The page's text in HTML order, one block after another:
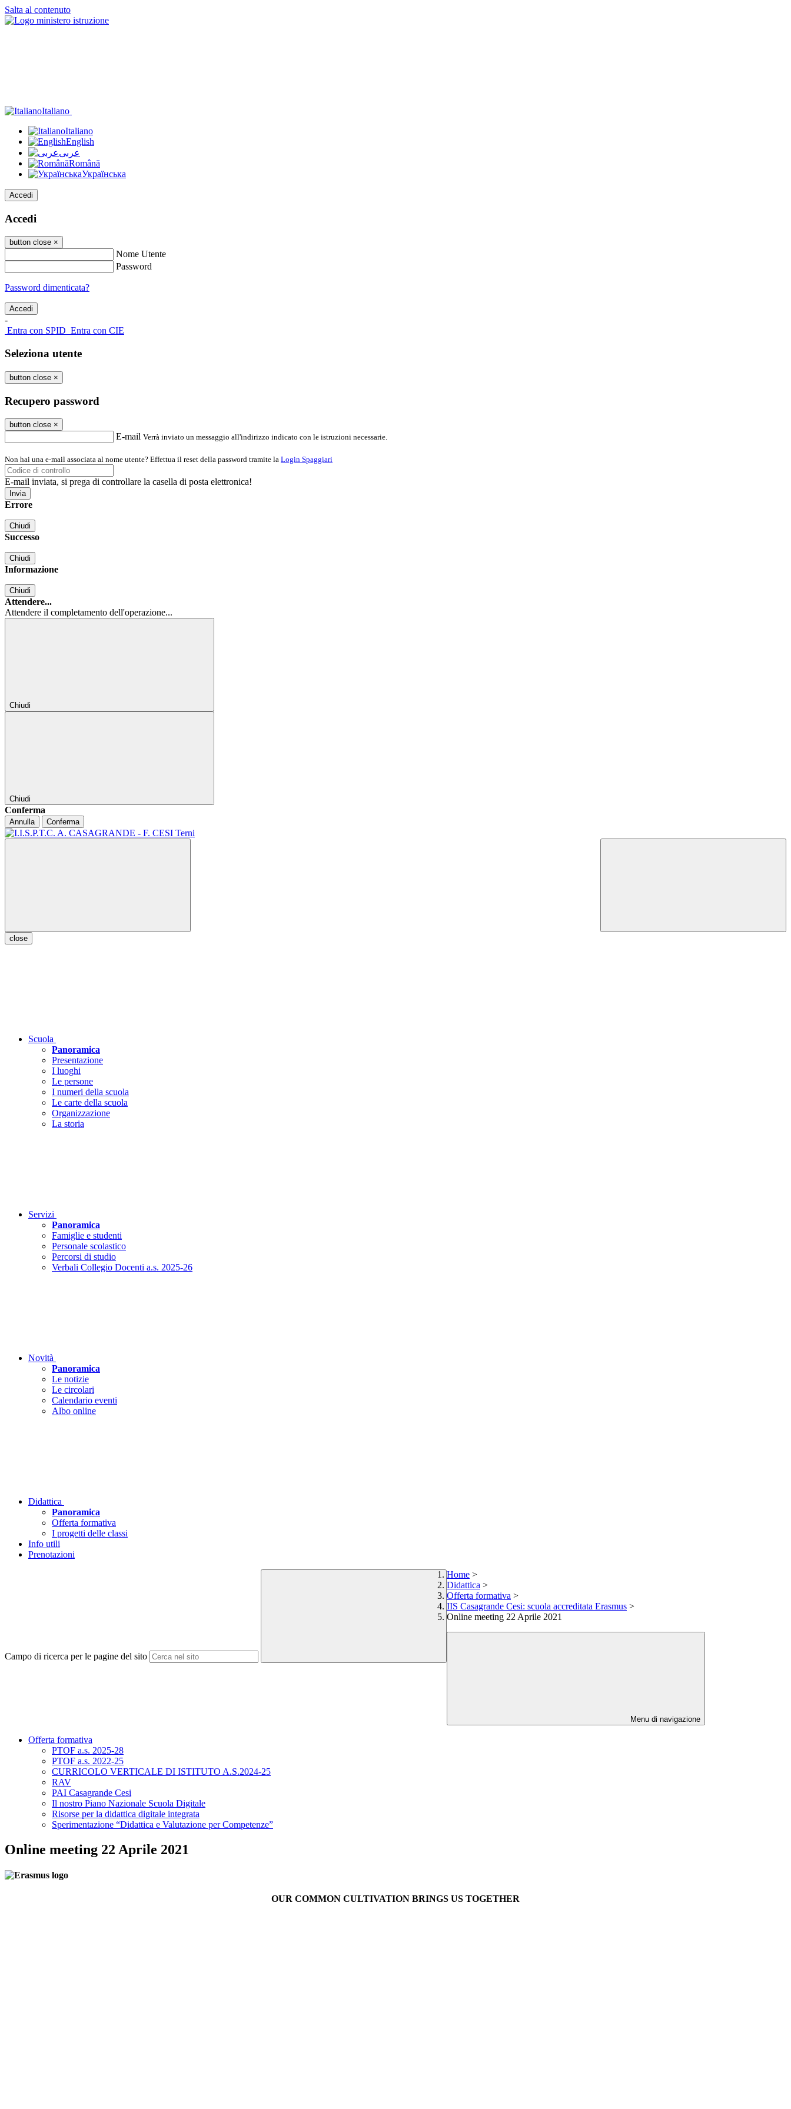
Salta al contenuto
Italiano
Italiano
English
عربى
Română
Українська
Accedi
Accedi
button close ×
Nome Utente
Password
Password dimenticata?
-
Entra con SPID Entra con CIE
Seleziona utente
button close ×
Recupero password
button close ×
E-mail Verrà inviato un messaggio all'indirizzo indicato con le istruzioni necessarie.
Non hai una e-mail associata al nome utente? Effettua il reset della password tramite la Login Spaggiari
E-mail inviata, si prega di controllare la casella di posta elettronica!
Errore
Chiudi
Successo
Chiudi
Informazione
Chiudi
Attendere...
Attendere il completamento dell'operazione...
Chiudi
Chiudi
Conferma
Annulla Conferma
close
Scuola
Panoramica
Presentazione
I luoghi
Le persone
I numeri della scuola
Le carte della scuola
Organizzazione
La storia
Servizi
Panoramica
Famiglie e studenti
Personale scolastico
Percorsi di studio
Verbali Collegio Docenti a.s. 2025-26
Novità
Panoramica
Le notizie
Le circolari
Calendario eventi
Albo online
Didattica
Panoramica
Offerta formativa
I progetti delle classi
Info utili
Prenotazioni
Campo di ricerca per le pagine del sito
Home >
Didattica >
Offerta formativa >
IIS Casagrande Cesi: scuola accreditata Erasmus >
Online meeting 22 Aprile 2021
Menu di navigazione
Offerta formativa
PTOF a.s. 2025-28
PTOF a.s. 2022-25
CURRICOLO VERTICALE DI ISTITUTO A.S.2024-25
RAV
PAI Casagrande Cesi
Il nostro Piano Nazionale Scuola Digitale
Risorse per la didattica digitale integrata
Sperimentazione “Didattica e Valutazione per Competenze”
Online meeting 22 Aprile 2021
OUR COMMON CULTIVATION BRINGS US TOGETHER